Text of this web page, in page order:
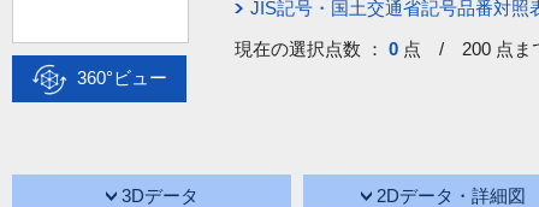
360°ビュー
JIS記号・国土交通省記号品番対照
現在の選択点数 ： 0 点 / 200 点ま
3Dデータ 2Dデータ・詳細図